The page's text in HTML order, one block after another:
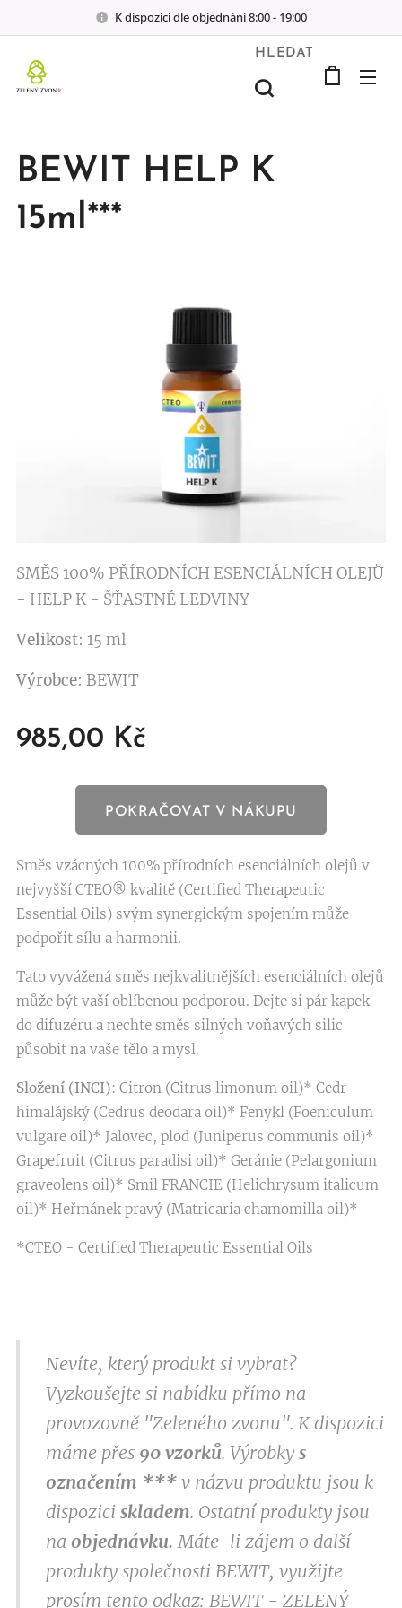
K dispozici dle objednání 8:00 - 19:00
HLEDAT
BEWIT HELP K
15ml***
SMĚS 100% PŘÍRODNÍCH ESENCIÁLNÍCH OLEJŮ
- HELP K - ŠŤASTNÉ LEDVINY
Velikost: 15 ml
Výrobce: BEWIT
985,00 Kč
POKRAČOVAT V NÁKUPU
Směs vzácných 100% přírodních esenciálních olejů v
nejvyšší CTEO® kvalitě (Certified Therapeutic
Essential Oils) svým synergickým spojením může
podpořit sílu a harmonii.
Tato vyvážená směs nejkvalitnějších esenciálních olejů
může být vaší oblíbenou podporou. Dejte si pár kapek
do difuzéru a nechte směs silných voňavých silic
působit na vaše tělo a mysl.
Složení (INCI): Citron (Citrus limonum oil)* Cedr
himalájský (Cedrus deodara oil)* Fenykl (Foeniculum
vulgare oil)* Jalovec, plod (Juniperus communis oil)*
Grapefruit (Citrus paradisi oil)* Geránie (Pelargonium
graveolens oil)* Smil FRANCIE (Helichrysum italicum
oil)* Heřmánek pravý (Matricaria chamomilla oil)*
*CTEO - Certified Therapeutic Essential Oils
Nevíte, který produkt si vybrat?
Vyzkoušejte si nabídku přímo na
provozovně "Zeleného zvonu". K dispozici
máme přes 90 vzorků. Výrobky s
označením *** v názvu produktu jsou k
dispozici skladem. Ostatní produkty jsou
na objednávku. Máte-li zájem o další
produkty společnosti BEWIT, využijte
prosím tento odkaz: BEWIT - ZELENÝ